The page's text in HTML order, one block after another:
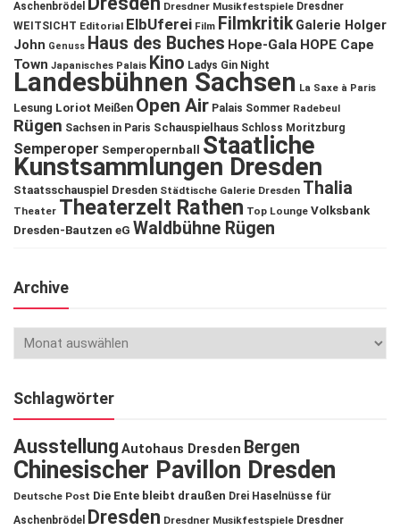
Aschenbrödel
Dresdner Musikfestspiele Dresdner
WEITSICHT Editorial ElbUferei Film Filmkritik Galerie Holger
John Genuss Haus des Buches Hope-Gala HOPE Cape
Town Japanisches Palais Kino Ladys Gin Night
Landesbühnen Sachsen La Saxe à Paris
Lesung Loriot Meißen Open Air Palais Sommer Radebeul
Rügen Sachsen in Paris Schauspielhaus Schloss Moritzburg
Semperoper Semperopernball Staatliche
Kunstsammlungen Dresden
Staatsschauspiel Dresden Städtische Galerie Dresden Thalia
Theater Theaterzelt Rathen Top Lounge Volksbank
Dresden-Bautzen eG Waldbühne Rügen
Archive
Schlagwörter
Ausstellung Autohaus Dresden Bergen
Chinesischer Pavillon Dresden
Deutsche Post Die Ente bleibt draußen Drei Haselnüsse für
Aschenbrödel
Dresden Dresdner Musikfestspiele Dresdner